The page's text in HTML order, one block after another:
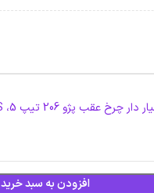
افزودن به سبد خرید